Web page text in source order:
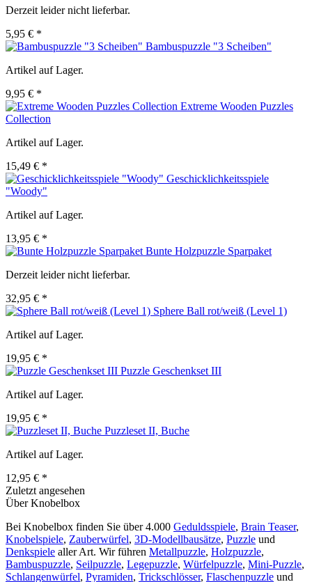
Derzeit leider nicht lieferbar.
5,95 € *
Bambuspuzzle "3 Scheiben"
Artikel auf Lager.
9,95 € *
Extreme Wooden Puzzles
Collection
Artikel auf Lager.
15,49 € *
Geschicklichkeitsspiele
"Woody"
Artikel auf Lager.
13,95 € *
Bunte Holzpuzzle Sparpaket
Derzeit leider nicht lieferbar.
32,95 € *
Sphere Ball rot/weiß (Level 1)
Artikel auf Lager.
19,95 € *
Puzzle Geschenkset III
Artikel auf Lager.
19,95 € *
Puzzleset II, Buche
Artikel auf Lager.
12,95 € *
Zuletzt angesehen
Über Knobelbox
Bei Knobelbox finden Sie über 4.000 Geduldsspiele, Brain Teaser,
Knobelspiele, Zauberwürfel, 3D-Modellbausätze, Puzzle und
Denkspiele aller Art. Wir führen Metallpuzzle, Holzpuzzle,
Bambuspuzzle, Seilpuzzle, Legepuzzle, Würfelpuzzle, Mini-Puzzle,
Schlangenwürfel, Pyramiden, Trickschlösser, Flaschenpuzzle und